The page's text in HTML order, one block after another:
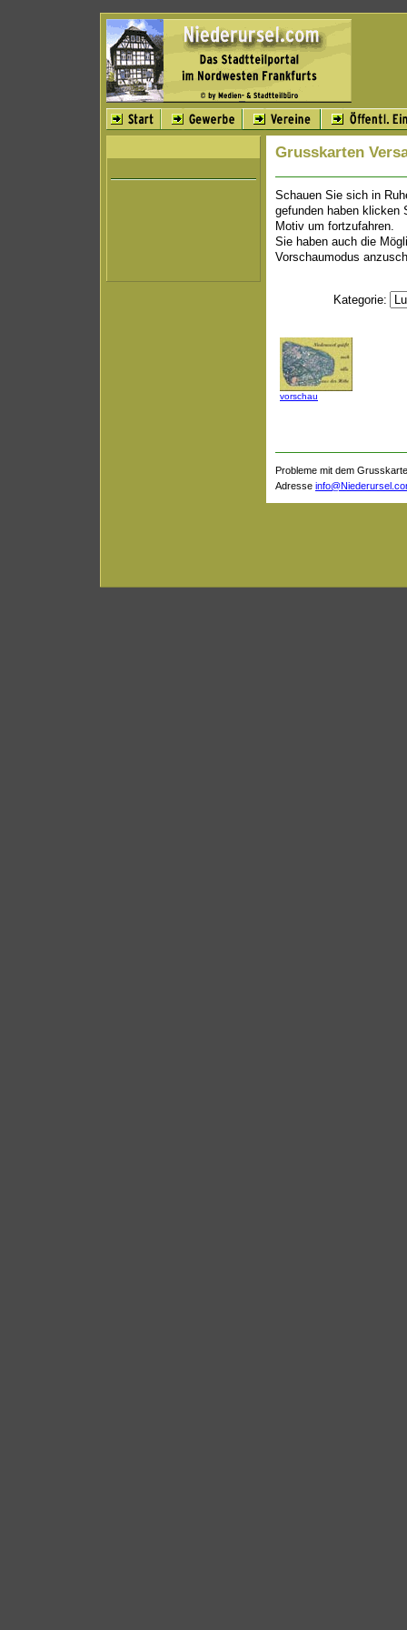
Grusskarten
Schauen Sie sich in
gefunden haben klicken
Motiv um fortzufahren.
Sie haben auch die
Vorschaumodus
Kategorie:
vorschau
Probleme mit dem
Adresse